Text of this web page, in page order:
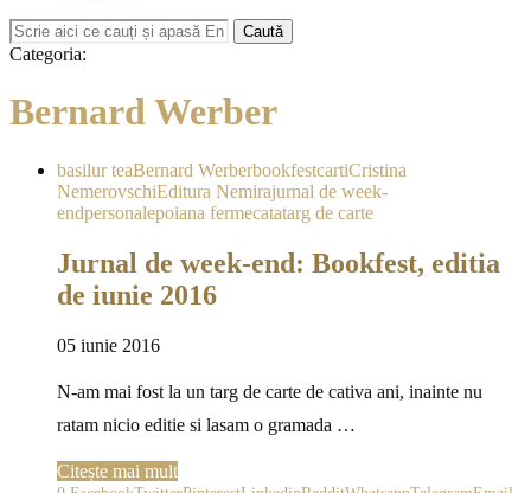
Caută
Categoria:
Bernard Werber
basilur teaBernard WerberbookfestcartiCristina
NemerovschiEditura Nemirajurnal de week-
endpersonalepoiana fermecatatarg de carte
Jurnal de week-end: Bookfest, editia
de iunie 2016
05 iunie 2016
N-am mai fost la un targ de carte de cativa ani, inainte nu
ratam nicio editie si lasam o gramada …
Citește mai mult